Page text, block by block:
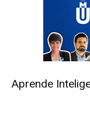
Aprende